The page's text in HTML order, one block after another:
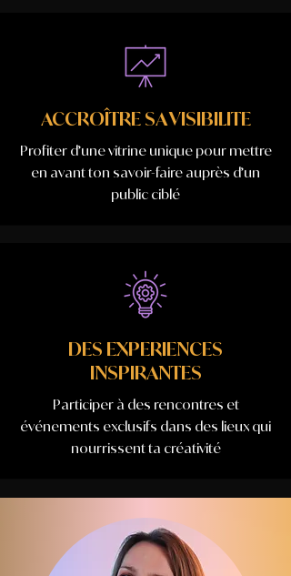
ACCROÎTRE SA VISIBILITE
Profiter d’une vitrine unique pour mettre
en avant ton savoir-faire auprès d’un
public ciblé
DES EXPERIENCES
INSPIRANTES
Participer à des rencontres et
événements exclusifs dans des lieux qui
nourrissent ta créativité